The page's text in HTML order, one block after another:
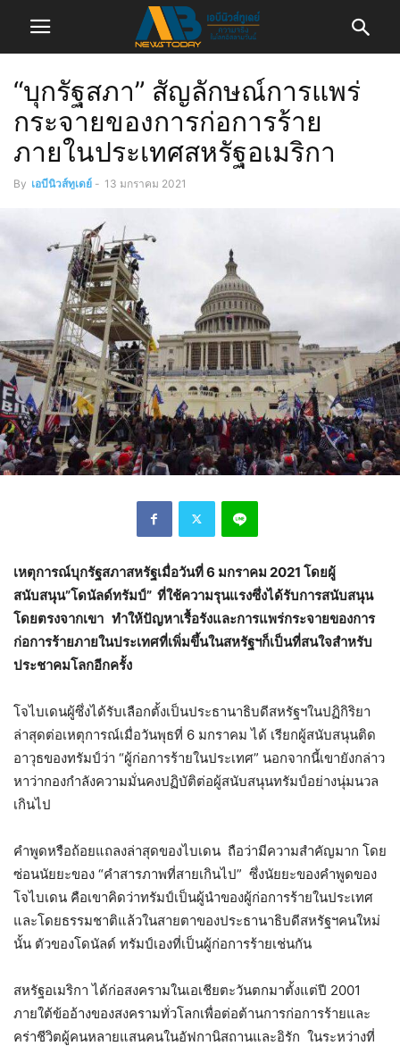
“บุกรัฐสภา” สัญลักษณ์การแพร่
กระจายของการก่อการร้าย
ภายในประเทศสหรัฐอเมริกา
By เอบีนิวส์ทูเดย์ - 13 มกราคม 2021
เหตุการณ์บุกรัฐสภาสหรัฐเมื่อวันที่ 6 มกราคม 2021 โดยผู้
สนับสนุน”โดนัลด์ทรัมป์” ที่ใช้ความรุนแรงซึ่งได้รับการสนับสนุน
โดยตรงจากเขา ทำให้ปัญหาเรื้อรังและการแพร่กระจายของการ
ก่อการร้ายภายในประเทศที่เพิ่มขึ้นในสหรัฐฯก็เป็นที่สนใจสำหรับ
ประชาคมโลกอีกครั้ง
โจไบเดนผู้ซึ่งได้รับเลือกตั้งเป็นประธานาธิบดีสหรัฐฯในปฏิกิริยา
ล่าสุดต่อเหตุการณ์เมื่อวันพุธที่ 6 มกราคม ได้ เรียกผู้สนับสนุนติด
อาวุธของทรัมป์ว่า “ผู้ก่อการร้ายในประเทศ” นอกจากนี้เขายังกล่าว
หาว่ากองกำลังความมั่นคงปฏิบัติต่อผู้สนับสนุนทรัมป์อย่างนุ่มนวล
เกินไป
คำพูดหรือถ้อยแถลงล่าสุดของไบเดน ถือว่ามีความสำคัญมาก โดย
ซ่อนนัยยะของ “คำสารภาพที่สายเกินไป” ซึ่งนัยยะของคำพูดของ
โจไบเดน คือเขาคิดว่าทรัมป์เป็นผู้นำของผู้ก่อการร้ายในประเทศ
และโดยธรรมชาติแล้วในสายตาของประธานาธิบดีสหรัฐฯคนใหม่
นั้น ตัวของโดนัลด์ ทรัมป์เองที่เป็นผู้ก่อการร้ายเช่นกัน
สหรัฐอเมริกา ได้ก่อสงครามในเอเชียตะวันตกมาตั้งแต่ปี 2001
ภายใต้ข้ออ้างของสงครามทั่วโลกเพื่อต่อต้านการก่อการร้ายและ
คร่าชีวิตผู้คนหลายแสนคนในอัฟกานิสถานและอิรัก ในระหว่างที่